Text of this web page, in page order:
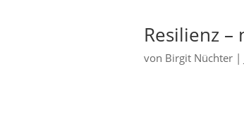
Resilienz
von Birgit Nüchter |